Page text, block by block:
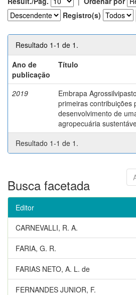
Registro(s)
Resultado 1-1 de 1.
Ano de
publicação
Título
2019
Embrapa
primeiras contribuições
desenvolvimento de
agropecuária
Resultado 1-1 de 1.
Busca facetada
Editor
CARNEVALLI, R. A.
FARIA, G. R.
FARIAS NETO, A. L. de
FERNANDES JUNIOR, F.